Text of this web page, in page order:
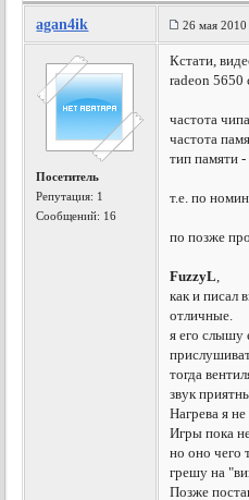
agan4ik 26 мая 2010
Посетитель
Репутация: 1
Сообщений: 16
Кстати,
radeon 5650
частота
частота
тип памяти
т.е. по
по позже
FuzzyL,
как и писал
отличные.
я его слышу
тогда
звук
Нагрева я
Игры пока
но оно чего
грешу на
Позже